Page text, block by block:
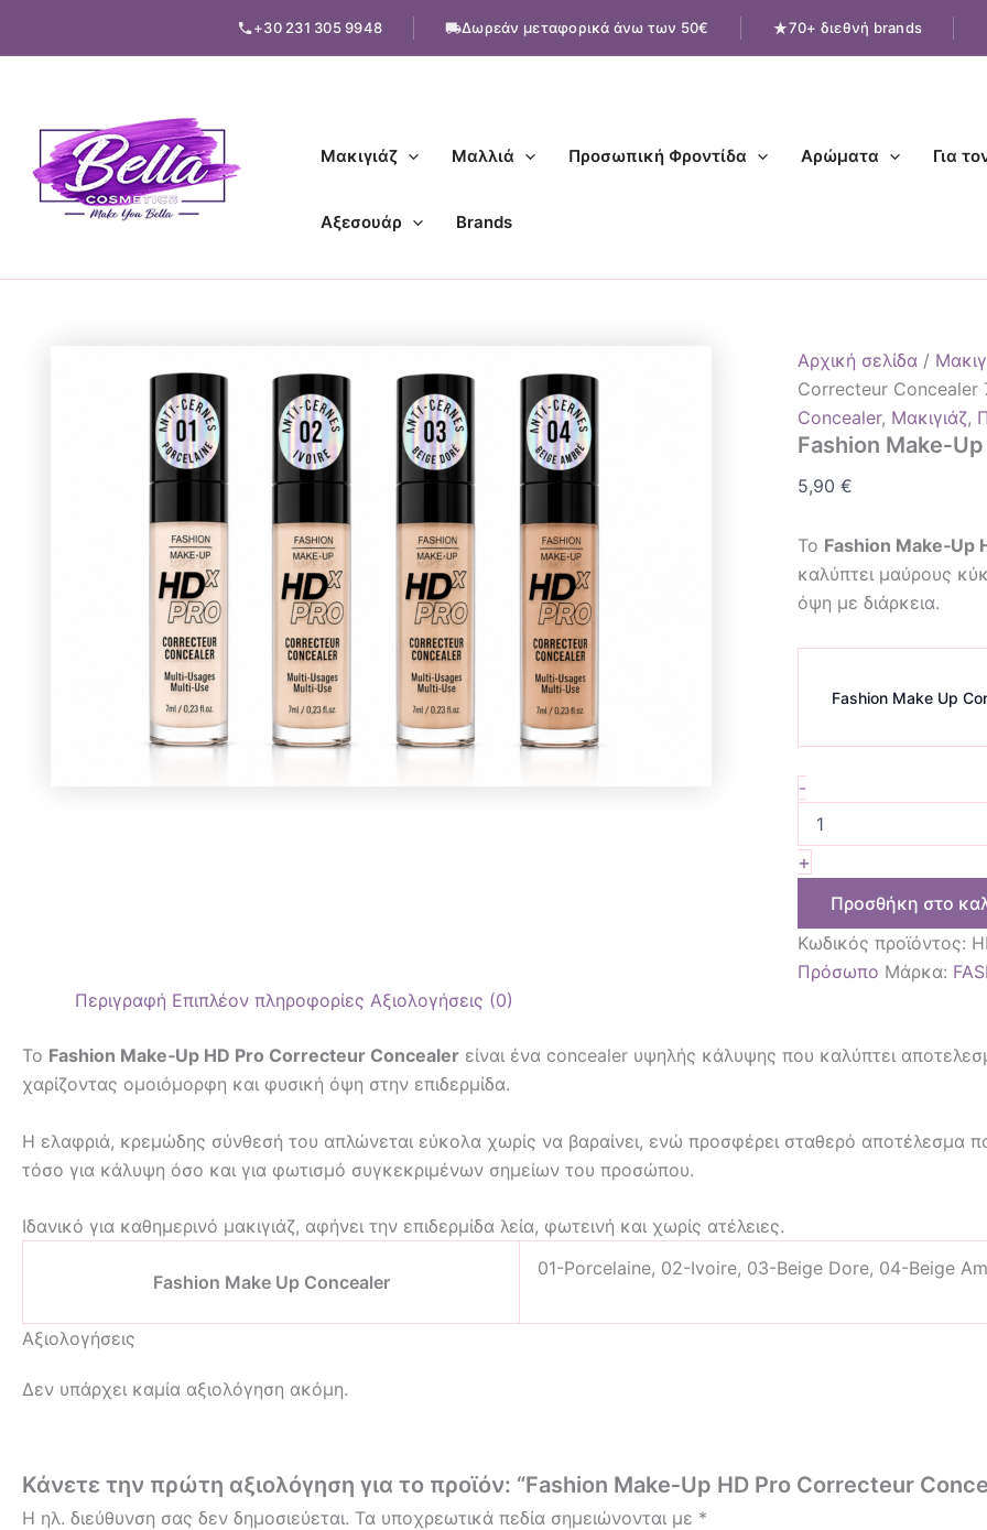
+30 231 305 9948 Δωρεάν μεταφορικά άνω των 50€ 70+ διεθνή brands
Μακιγιάζ Μαλλιά Προσωπική Φροντίδα Αρώματα Για
Αξεσουάρ Brands
Αρχική σελίδα /
Correcteur Concealer
Concealer, Μακιγιάζ,
Fashion
5,90€
Το Fashion Make‑Up
καλύπτει μαύρους
όψη με διάρκεια.
Fashion Make Up
-
Make‑Up
HD
ποσότητα
+
Προσθήκη στο
Κωδικός προϊόντος:
Πρόσωπο Μάρκα:
Περιγραφή Επιπλέον πληροφορίες Αξιολογήσεις (0)
Το Fashion Make‑Up HD Pro Correcteur Concealer είναι ένα concealer υψηλής κάλυψης που καλύπτει
χαρίζοντας ομοιόμορφη και φυσική όψη στην επιδερμίδα.
Η ελαφριά, κρεμώδης σύνθεσή του απλώνεται εύκολα χωρίς να βαραίνει, ενώ προσφέρει σταθερό αποτέλεσμα
τόσο για κάλυψη όσο και για φωτισμό συγκεκριμένων σημείων του προσώπου.
Ιδανικό για καθημερινό μακιγιάζ, αφήνει την επιδερμίδα λεία, φωτεινή και χωρίς ατέλειες.
Fashion Make Up Concealer
01-Porcelaine, 02-Ivoire, 03-Beige Dore, 04-Beige
Αξιολογήσεις
Δεν υπάρχει καμία αξιολόγηση ακόμη.
Κάνετε την πρώτη αξιολόγηση για το προϊόν: “Fashion Make‑Up HD Pro Correcteur
Η ηλ. διεύθυνση σας δεν δημοσιεύεται. Τα υποχρεωτικά πεδία σημειώνονται με *